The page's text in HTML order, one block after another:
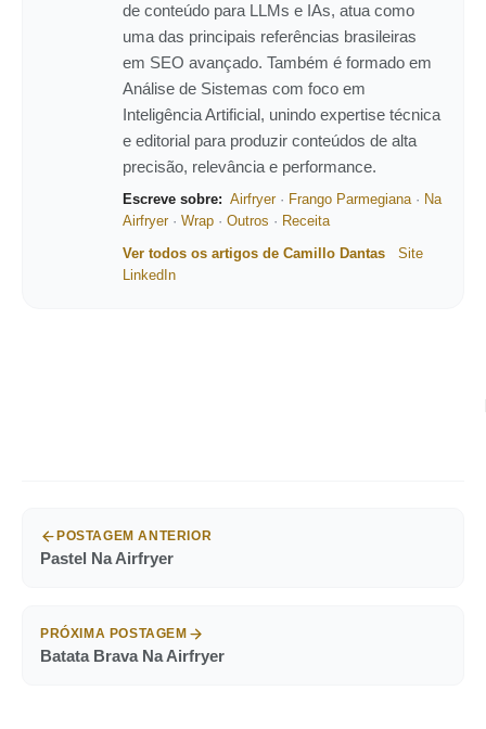
de conteúdo para LLMs e IAs, atua como
uma das principais referências brasileiras
em SEO avançado. Também é formado em
Análise de Sistemas com foco em
Inteligência Artificial, unindo expertise técnica
e editorial para produzir conteúdos de alta
precisão, relevância e performance.
Escreve sobre: Airfryer· Frango Parmegiana· Na
Airfryer· Wrap · Outros · Receita
Ver todos os artigos de Camillo Dantas
Site
LinkedIn
POSTAGEM ANTERIOR
Pastel Na Airfryer
PRÓXIMA POSTAGEM
Batata Brava Na Airfryer